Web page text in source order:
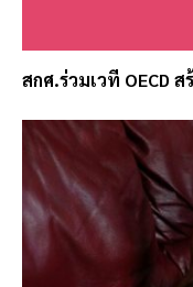
สกศ.ร่วมเวที OECD